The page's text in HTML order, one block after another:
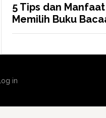
5 Tips dan
Memilih Buku
Log in